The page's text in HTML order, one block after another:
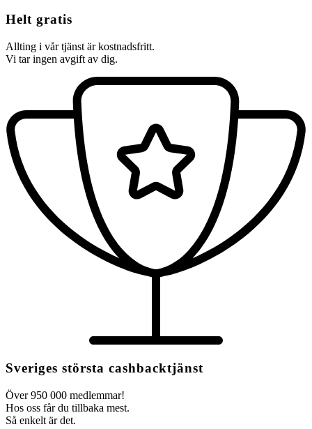
Helt gratis
Allting i vår tjänst är kostnadsfritt.
Vi tar ingen avgift av dig.
Sveriges största cashbacktjänst
Över 950 000 medlemmar!
Hos oss får du tillbaka mest.
Så enkelt är det.